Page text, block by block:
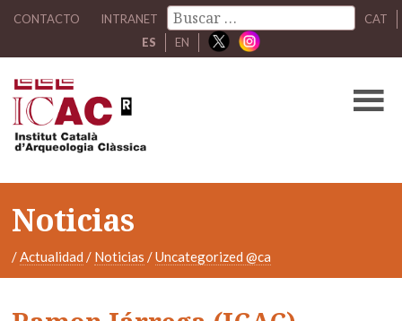
CONTACTO INTRANET
CAT
ES
EN
Noticias
/Actualidad / Noticias /Uncategorized @ca